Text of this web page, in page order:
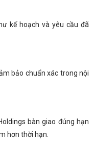
kế hoạch và yêu cầu đã
bảo chuẩn xác trong nội
bàn giao đúng hạn
hơn thời hạn.